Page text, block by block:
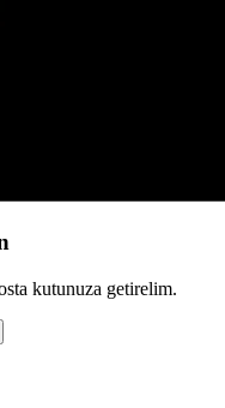
kutunuza getirelim.